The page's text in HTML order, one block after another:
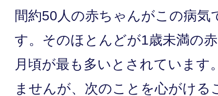
間約50人の赤ちゃんがこの病気
す。そのほとんどが1歳未満の
月頃が最も多いとされています
ませんが、次のことを心がける